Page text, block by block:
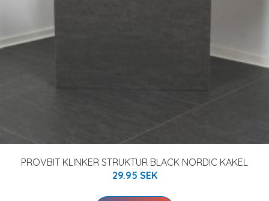
PROVBIT KLINKER STRUKTUR BLACK NORDIC KAKEL
29.95 SEK